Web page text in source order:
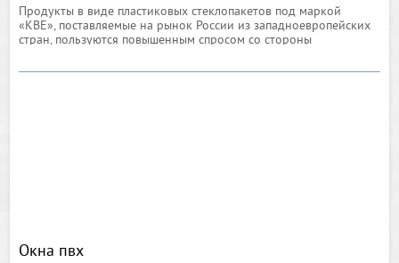
Продукты в виде пластиковых стеклопакетов под маркой
«KBE», поставляемые на рынок России из западноевропейских
стран, пользуются повышенным спросом со стороны
Окна пвх